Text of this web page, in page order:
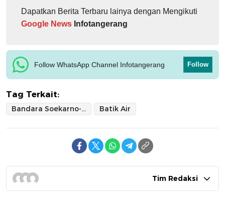
Dapatkan Berita Terbaru lainya dengan Mengikuti
Google News Infotangerang
Follow WhatsApp Channel Infotangerang Follow
Tag Terkait:
Bandara Soekarno-Hatta Batik Air
Tim Redaksi